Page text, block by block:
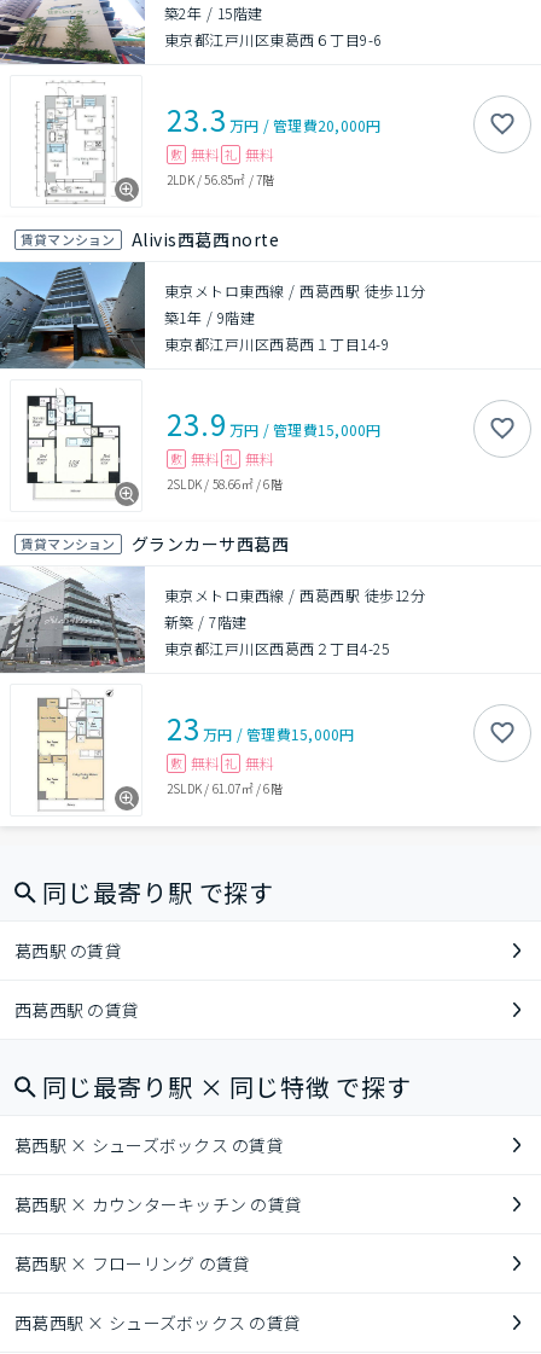
築2年 / 15階建
東京都江戸川区東葛西６丁目9-6
23.3 万円 /管理費20,000円
敷 無料 礼 無料
2LDK/56.85㎡ /7階
賃貸マンション Alivis西葛西norte
東京メトロ東西線 / 西葛西駅 徒歩11分
築1年 / 9階建
東京都江戸川区西葛西１丁目14-9
23.9 万円 /管理費15,000円
敷 無料 礼 無料
2SLDK / 58.66㎡/6階
賃貸マンション グランカーサ西葛西
東京メトロ東西線 / 西葛西駅 徒歩12分
新築 /7階建
東京都江戸川区西葛西２丁目4-25
23 万円 /管理費15,000円
敷 無料 礼 無料
2SLDK / 61.07㎡/6階
同じ最寄り駅 で探す
葛西駅 の賃貸
西葛西駅 の賃貸
同じ最寄り駅 × 同じ特徴 で探す
葛西駅 × シューズボックス の賃貸
葛西駅 × カウンターキッチン の賃貸
葛西駅 × フローリング の賃貸
西葛西駅 × シューズボックス の賃貸